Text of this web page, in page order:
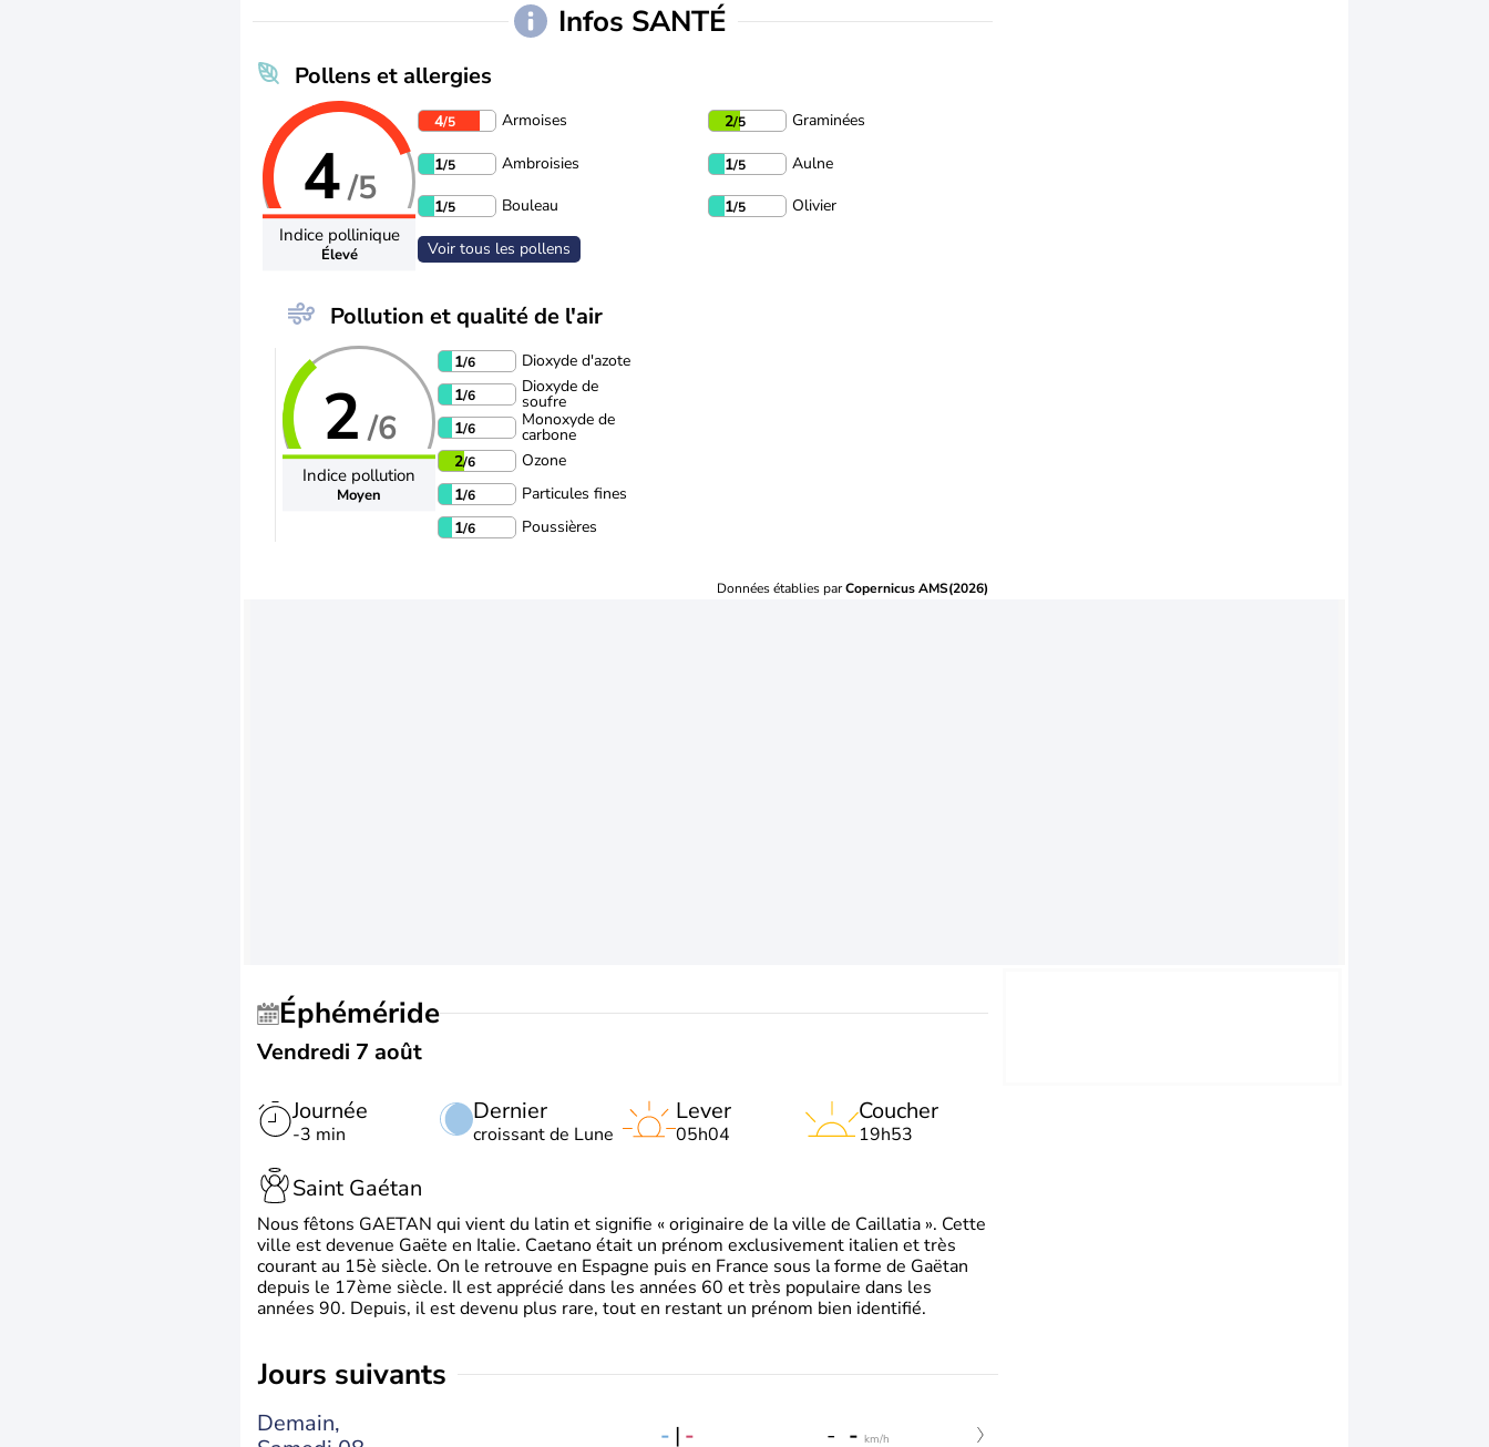
Infos SANTÉ
Pollens et allergies
4/5
Indice pollinique
Élevé
4/5 Armoises 2/5 Graminées
1/5 Ambroisies 1/5 Aulne
1/5 Bouleau 1/5 Olivier
Voir tous les pollens
Pollution et qualité de l'air
2 /6
Indice pollution
Moyen
1/6
Dioxyde d'azote
1/6 Dioxyde de
soufre
1/6 Monoxyde de
carbone
2/6
Ozone
1/6
Particules fines
1/6 Poussières
Données établies parCopernicus AMS(2026)
Éphéméride
Vendredi 7 août
Journée
-3 min
Dernier
croissant de Lune
Lever
05h04
Coucher
19h53
Saint Gaétan
Nous fêtons GAETAN qui vient du latin et signifie « originaire de la ville de Caillatia ». Cette
ville est devenue Gaëte en Italie. Caetano était un prénom exclusivement italien et très
courant au 15è siècle. On le retrouve en Espagne puis en France sous la forme de Gaëtan
depuis le 17ème siècle. Il est apprécié dans les années 60 et très populaire dans les
années 90. Depuis, il est devenu plus rare, tout en restant un prénom bien identifié.
jours suivants
Demain,
- | - - - km/h